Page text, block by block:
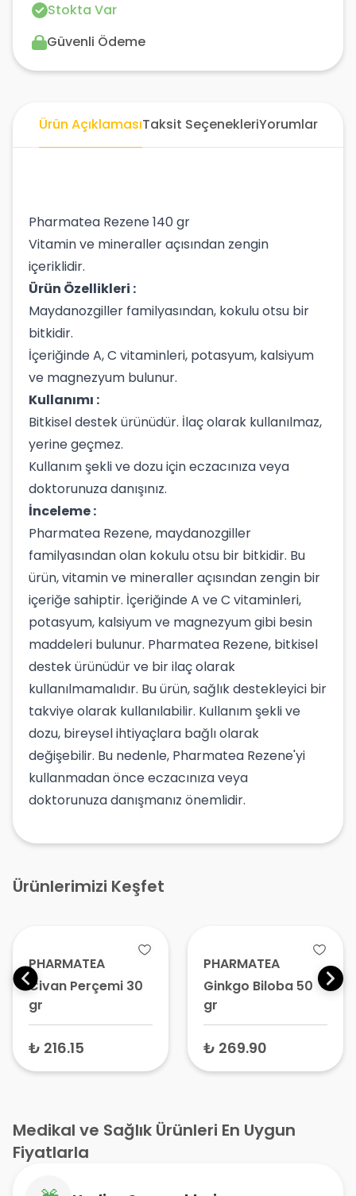
Stokta Var
Güvenli Ödeme
Ürün AçıklamasıTaksit SeçenekleriYorumlar
Pharmatea Rezene 140 gr
Vitamin ve mineraller açısından zengin
içeriklidir.
Ürün Özellikleri :
Maydanozgiller familyasından, kokulu otsu bir
bitkidir.
İçeriğinde A, C vitaminleri, potasyum, kalsiyum
ve magnezyum bulunur.
Kullanımı :
Bitkisel destek ürünüdür. İlaç olarak kullanılmaz,
yerine geçmez.
Kullanım şekli ve dozu için eczacınıza veya
doktorunuza danışınız.
İnceleme :
Pharmatea Rezene, maydanozgiller
familyasından olan kokulu otsu bir bitkidir. Bu
ürün, vitamin ve mineraller açısından zengin bir
içeriğe sahiptir. İçeriğinde A ve C vitaminleri,
potasyum, kalsiyum ve magnezyum gibi besin
maddeleri bulunur. Pharmatea Rezene, bitkisel
destek ürünüdür ve bir ilaç olarak
kullanılmamalıdır. Bu ürün, sağlık destekleyici bir
takviye olarak kullanılabilir. Kullanım şekli ve
dozu, bireysel ihtiyaçlara bağlı olarak
değişebilir. Bu nedenle, Pharmatea Rezene'yi
kullanmadan önce eczacınıza veya
doktorunuza danışmanız önemlidir.
Ürünlerimizi Keşfet
PHARMATEA
Civan Perçemi 30
gr
₺ 216.15
PHARMATEA
Ginkgo Biloba 50
gr
₺ 269.90
Medikal ve Sağlık Ürünleri En Uygun
Fiyatlarla